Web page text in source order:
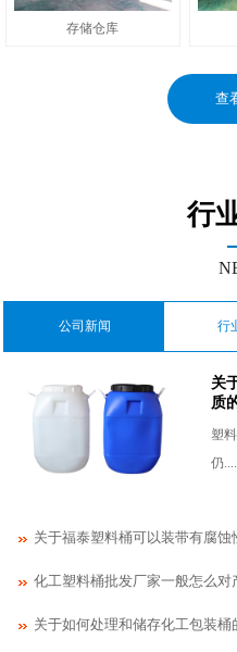
存储仓库
查
行
公司新闻 行
关
质
塑
仍
关于福泰塑料桶可以装带有腐蚀
化工塑料桶批发厂家一般怎么对
关于如何处理和储存化工包装桶